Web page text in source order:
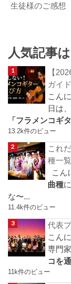
生徒様のご感想
人気記事
【
ガイ
こん
日は
「フラメンコギ
13.2k件のビュー
これ
種一覧
こん
曲種
な〜...
11.4k件のビュー
代表
こん
専門
コを
11k件のビュー